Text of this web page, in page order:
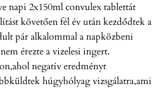
napi 2x150ml convulex tablettát
követően fél év után kezdődtek a
pár alkalommal a napközbeni
érezte a vizelesi ingert.
negatív eredményt
húgyhólyag vizsgálatra,ami